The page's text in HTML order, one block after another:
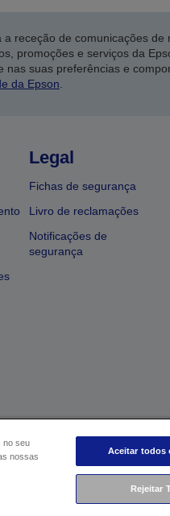
receção de comunicações de
promoções e serviços da
suas preferências e
da Epson.
Legal
Fichas de segurança
Livro de reclamações
Notificações de
segurança
da conformidade do produto
no seu
nossas
Aceitar todos
Rejeitar